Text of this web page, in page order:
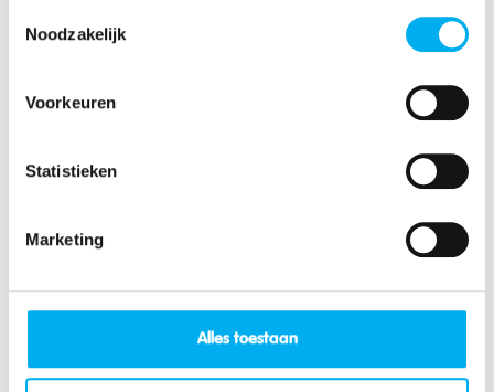
Noodzakelijk
Voorkeuren
Statistieken
Marketing
Alles toestaan
Das könnte dich auch interessieren:
Was ist der Unterstützungsfonds?
Unterstützung für Lagerbeiträge
Mehr zum Thema: